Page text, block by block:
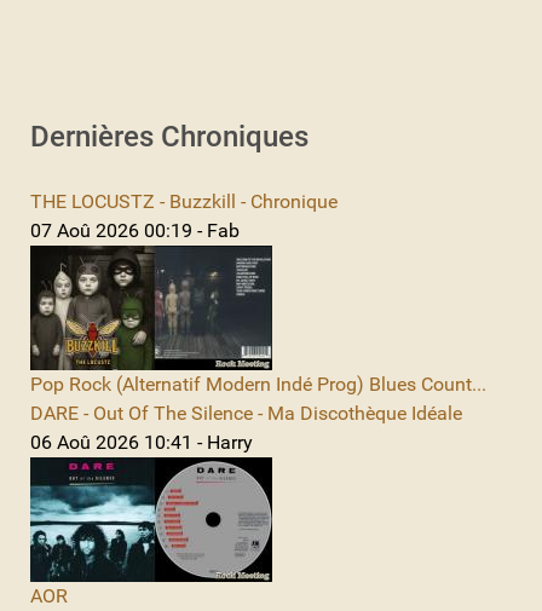
Dernières Chroniques
THE LOCUSTZ - Buzzkill - Chronique
07 Aoû 2026 00:19 - Fab
Pop Rock (Alternatif Modern Indé Prog) Blues Count...
DARE - Out Of The Silence - Ma Discothèque Idéale
06 Aoû 2026 10:41 - Harry
AOR